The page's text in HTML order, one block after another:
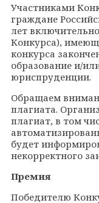
Участниками
граждане
лет
Конкурса),
конкурса
образование и/
юриспруденции.
Обращаем
плагиата.
плагиат, в том
будет
некорректного
Премия
Победителю